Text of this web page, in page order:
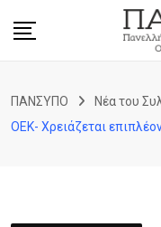
ΠΑΝΣΥΠΟ Νέα του
ΟΕΚ- Χρειάζεται